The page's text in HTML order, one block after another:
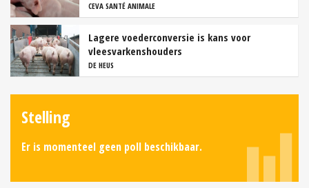
CEVA SANTÉ ANIMALE
Lagere voederconversie is kans voor
vleesvarkenshouders
DE HEUS
Stelling
Er is momenteel geen poll beschikbaar.